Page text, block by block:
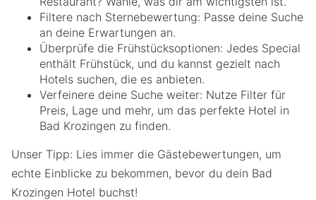
Filtere nach Sternebewertung: Passe deine Suche
an deine Erwartungen an.
Überprüfe die Frühstücksoptionen: Jedes Special
enthält Frühstück, und du kannst gezielt nach
Hotels suchen, die es anbieten.
Verfeinere deine Suche weiter: Nutze Filter für
Preis, Lage und mehr, um das perfekte Hotel in
Bad Krozingen zu finden.
Unser Tipp: Lies immer die Gästebewertungen, um
echte Einblicke zu bekommen, bevor du dein Bad
Krozingen Hotel buchst!